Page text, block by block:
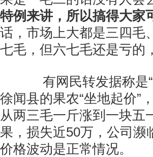
特例来讲，所以搞得大家
话，市场上大都是三四毛
七毛，但六七毛还是亏的
有网民转发据称是“
徐闻县的果农“坐地起价”
从两三毛一斤涨到一块五
果，损失近50万，公司濒
价格波动是正常情况。